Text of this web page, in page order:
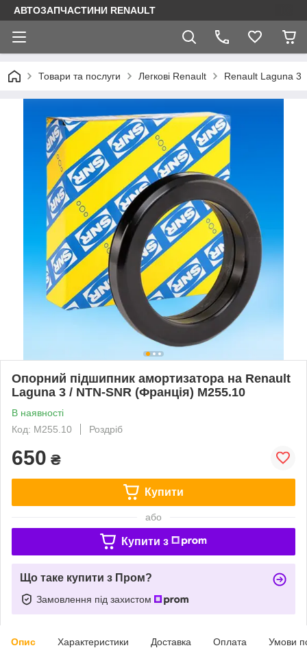
АВТОЗАПЧАСТИНИ RENAULT
Товари та послуги Легкові Renault Renault Laguna 3
Опорний підшипник амортизатора на Renault
Laguna 3 / NTN-SNR (Франція) M255.10
В наявності
Код: M255.10
Роздріб
650 ₴
Купити
або
Купити з
Що таке купити з Пром?
Замовлення під захистом
Опис Характеристики Доставка Оплата Умови